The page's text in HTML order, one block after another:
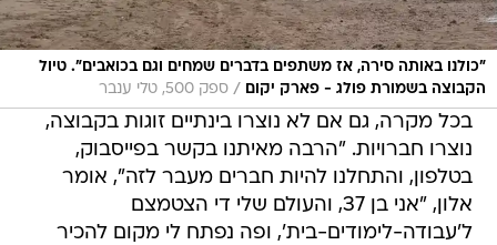
"כולנו באותה סירה, אז משתפים בדברים שמחים וגם בכואבים". טיול
הקבוצה בשמורת פולג - פארק יקום
/ ספק 500, טלי ענבר
בכל מקרה, גם אם לא נוצרו בינתיים זוגות בקבוצה,
נוצרו חברויות. "הרבה מאיתנו בקשר בפייסבוק,
בטלפון, והתחלנו להיות חברים מעבר לזה", אומר
אלון, "אני בן 37, והעולם שלי די הצטמצם
ל'עבודה-לימודים-בית', ופה נפתח לי מקום להכיר